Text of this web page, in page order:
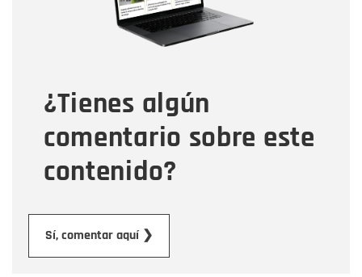
¿Tienes algún
comentario sobre este
contenido?
Sí, comentar aquí ❯
Tipo de comentario
Mensaje